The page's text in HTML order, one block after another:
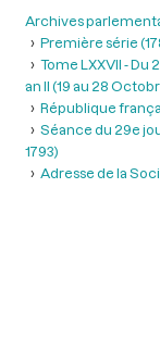
Archives
Première série
Tome LXXVII - Du
an II (19 au 28
République
Séance du 29e
1793)
Adresse de la